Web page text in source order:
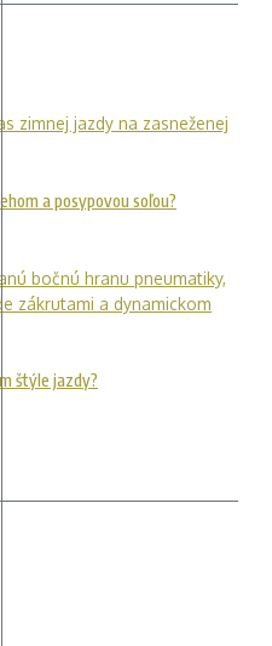
a posypovou soľou?
štýle jazdy?